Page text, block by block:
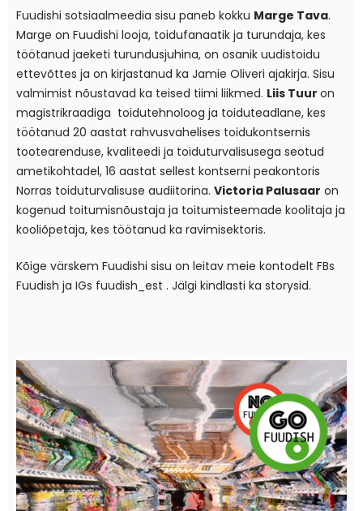
Fuudishi sotsiaalmeedia sisu paneb kokku Marge Tava.
Marge on Fuudishi looja, toidufanaatik ja turundaja, kes
töötanud jaeketi turundusjuhina, on osanik uudistoidu
ettevõttes ja on kirjastanud ka Jamie Oliveri ajakirja. Sisu
valmimist nõustavad ka teised tiimi liikmed. Liis Tuur on
magistrikraadiga toidutehnoloog ja toiduteadlane, kes
töötanud 20 aastat rahvusvahelises toidukontsernis
tootearenduse, kvaliteedi ja toiduturvalisusega seotud
ametikohtadel, 16 aastat sellest kontserni peakontoris
Norras toiduturvalisuse audiitorina. Victoria Palusaar on
kogenud toitumisnõustaja ja toitumisteemade koolitaja ja
kooliõpetaja, kes töötanud ka ravimisektoris.
Kõige värskem Fuudishi sisu on leitav meie kontodelt FBs
Fuudish ja IGs fuudish_est . Jälgi kindlasti ka storysid.